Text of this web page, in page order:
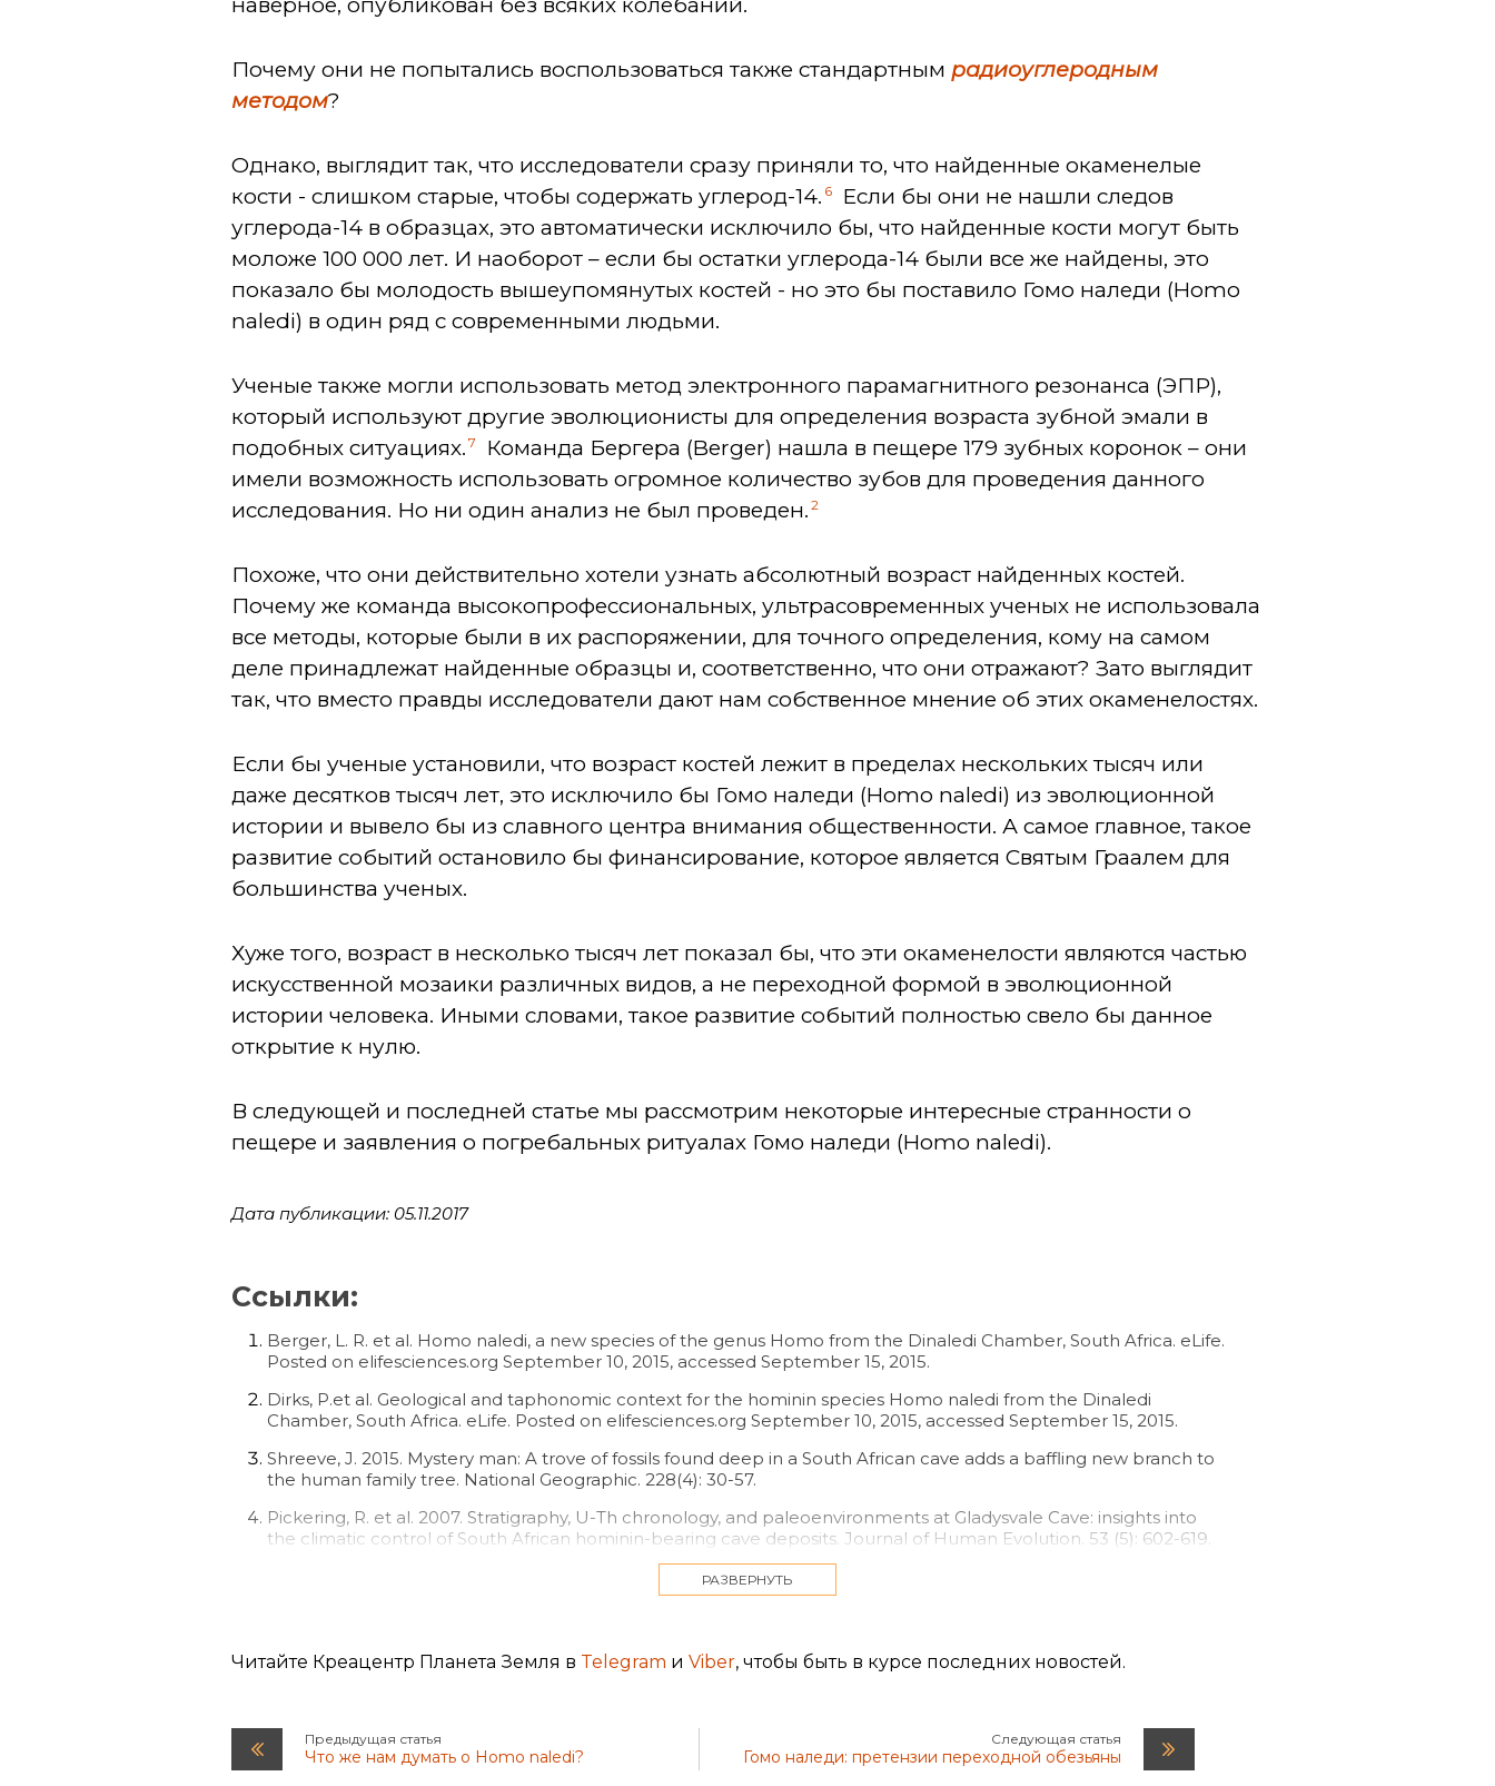
Почему они не попытались воспользоваться также стандартным радиоуглеродным
методом?
Однако, выглядит так, что исследователи сразу приняли то, что найденные окаменелые
кости - слишком старые, чтобы содержать углерод-14. 6
Если бы они не нашли следов
углерода-14 в образцах, это автоматически исключило бы, что найденные кости могут быть
моложе 100 000 лет. И наоборот – если бы остатки углерода-14 были все же найдены, это
показало бы молодость вышеупомянутых костей - но это бы поставило Гомо наледи (Homo
naledi) в один ряд с современными людьми.
Ученые также могли использовать метод электронного парамагнитного резонанса (ЭПР),
который используют другие эволюционисты для определения возраста зубной эмали в
подобных ситуациях. 7
Команда Бергера (Berger) нашла в пещере 179 зубных коронок – они
имели возможность использовать огромное количество зубов для проведения данного
исследования. Но ни один анализ не был проведен. 2
Похоже, что они действительно хотели узнать абсолютный возраст найденных костей.
Почему же команда высокопрофессиональных, ультрасовременных ученых не использовала
все методы, которые были в их распоряжении, для точного определения, кому на самом
деле принадлежат найденные образцы и, соответственно, что они отражают? Зато выглядит
так, что вместо правды исследователи дают нам собственное мнение об этих окаменелостях.
Если бы ученые установили, что возраст костей лежит в пределах нескольких тысяч или
даже десятков тысяч лет, это исключило бы Гомо наледи (Homo naledi) из эволюционной
истории и вывело бы из славного центра внимания общественности. А самое главное, такое
развитие событий остановило бы финансирование, которое является Святым Граалем для
большинства ученых.
Хуже того, возраст в несколько тысяч лет показал бы, что эти окаменелости являются частью
искусственной мозаики различных видов, а не переходной формой в эволюционной
истории человека. Иными словами, такое развитие событий полностью свело бы данное
открытие к нулю.
В следующей и последней статье мы рассмотрим некоторые интересные странности о
пещере и заявления о погребальных ритуалах Гомо наледи (Homo naledi).
Дата публикации: 05.11.2017
Ссылки:
Berger, L. R. et al. Homo naledi, a new species of the genus Homo from the Dinaledi Chamber, South Africa. eLife.
Posted on elifesciences.org September 10, 2015, accessed September 15, 2015.
Dirks, P.et al. Geological and taphonomic context for the hominin species Homo naledi from the Dinaledi
Chamber, South Africa. eLife. Posted on elifesciences.org September 10, 2015, accessed September 15, 2015.
Shreeve, J. 2015. Mystery man: A trove of fossils found deep in a South African cave adds a baffling new branch to
the human family tree. National Geographic. 228(4): 30-57.
Pickering, R. et al. 2007. Stratigraphy, U-Th chronology, and paleoenvironments at Gladysvale Cave: insights into
the climatic control of South African hominin-bearing cave deposits. Journal of Human Evolution. 53 (5): 602-619.
Pickering, R. et al. 2011. Contemporary flowstone development links early hominin bearing cave deposits in South
Africa. Earth and Planetary Sciences Letters. 306 (1): 23-32.
October 4, 2015.
РАЗВЕРНУТЬ
Читайте Креацентр Планета Земля в Telegram иViber, чтобы быть в курсе последних новостей.
Предыдущая статья
Что же нам думать о Homo naledi?
Следующая статья
Гомо наледи: претензии переходной обезьяны